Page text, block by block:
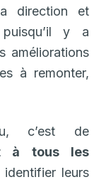
direction et
puisqu’il y a
améliorations
à remonter,
c’est de
à tous les
leurs